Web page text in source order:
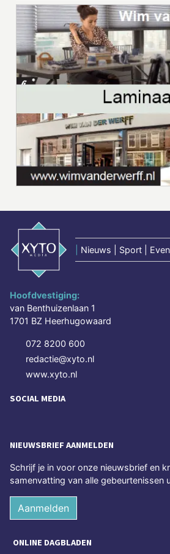
Nieuws | Sport |
Hoofdvestiging:
van Benthuizenlaan 1
1701 BZ Heerhugowaard
072 8200 600
redactie@xyto.nl
www.xyto.nl
SOCIAL MEDIA
NIEUWSBRIEF AANMELDEN
Schrijf je in voor onze nieuwsbrief en
samenvatting van alle gebeurtenissen
Aanmelden
ONLINE DAGBLADEN